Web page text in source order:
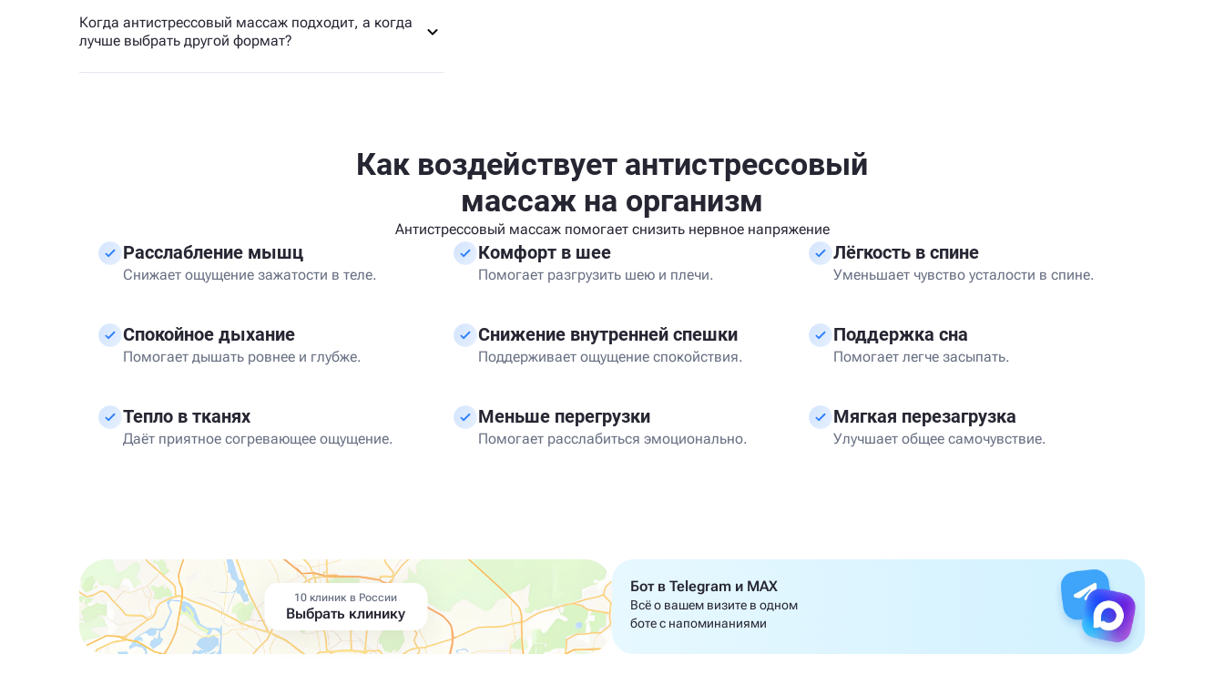
Когда антистрессовый массаж подходит, а когда
лучше выбрать другой формат?
Как воздействует антистрессовый
массаж на организм
Антистрессовый массаж помогает снизить нервное напряжение
Расслабление мышц
Снижает ощущение зажатости в теле.
Комфорт в шее
Помогает разгрузить шею и плечи.
Лёгкость в спине
Уменьшает чувство усталости в спине.
Спокойное дыхание
Помогает дышать ровнее и глубже.
Снижение внутренней спешки
Поддерживает ощущение спокойствия.
Поддержка сна
Помогает легче засыпать.
Тепло в тканях
Даёт приятное согревающее ощущение.
Меньше перегрузки
Помогает расслабиться эмоционально.
Мягкая перезагрузка
Улучшает общее самочувствие.
10 клиник в России
Выбрать клинику
Бот в Telegram и MAX
Всё о вашем визите в одном
боте с напоминаниями